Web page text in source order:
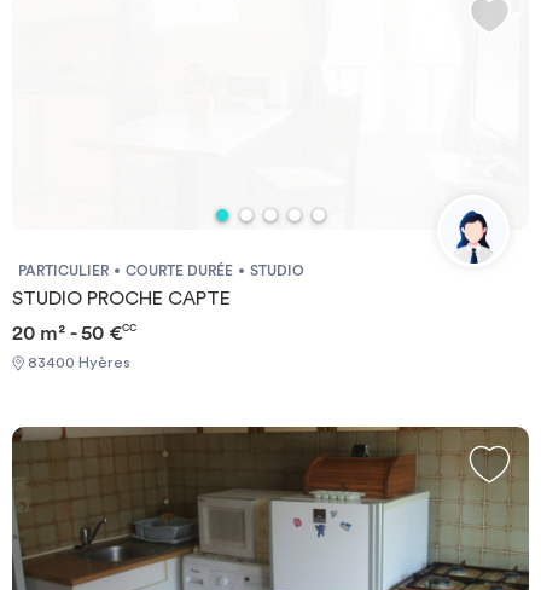
PARTICULIER COURTE DURÉE STUDIO
STUDIO PROCHE CAPTE
20 m² - 50 €CC
83400 Hyères